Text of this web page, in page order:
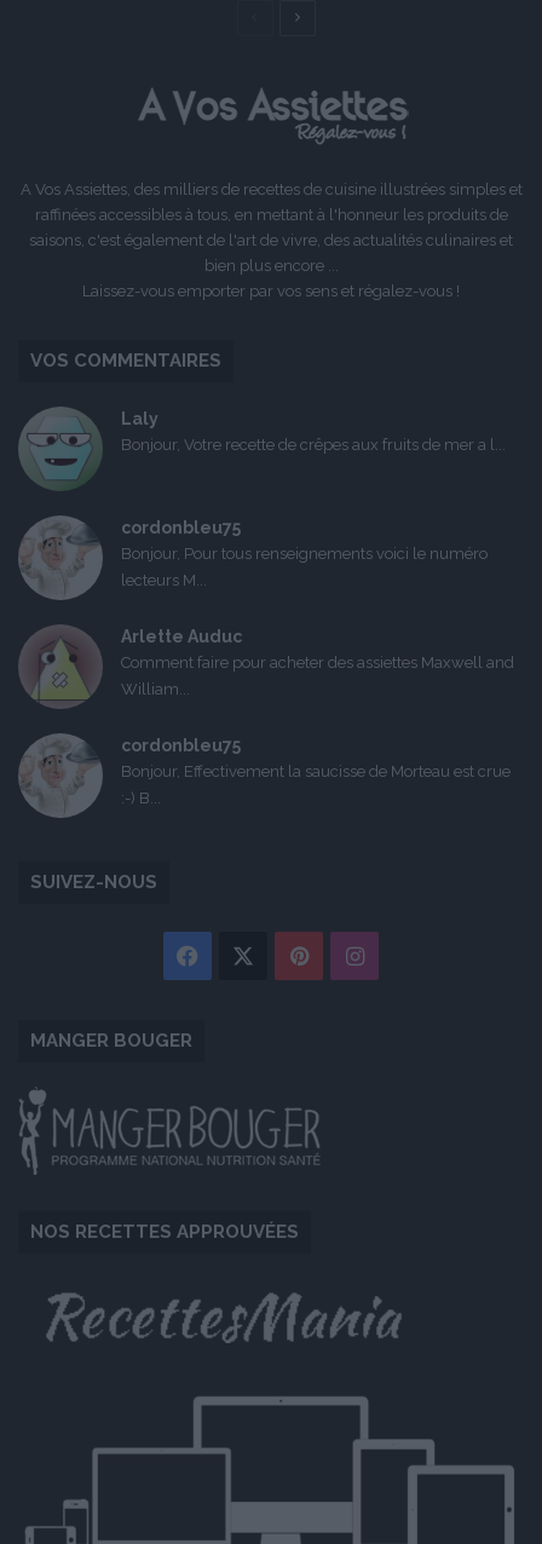
Page
A Vos Assiettes, des milliers de recettes de cuisine illustrées simples et
raffinées accessibles à tous, en mettant à l'honneur les produits de
saisons, c'est également de l'art de vivre, des actualités culinaires et
bien plus encore ...
Laissez-vous emporter par vos sens et régalez-vous !
VOS COMMENTAIRES
Laly
Bonjour, Votre recette de crêpes aux fruits de mer a l...
cordonbleu75
Bonjour, Pour tous renseignements voici le numéro
lecteurs M...
Arlette Auduc
Comment faire pour acheter des assiettes Maxwell and
William...
cordonbleu75
Bonjour, Effectivement la saucisse de Morteau est crue
:-) B...
SUIVEZ-NOUS
Facebook PinterestInstagram
MANGER BOUGER
NOS RECETTES APPROUVÉES